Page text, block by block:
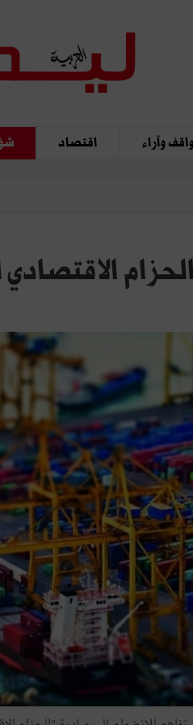
وآراء اقتصاد